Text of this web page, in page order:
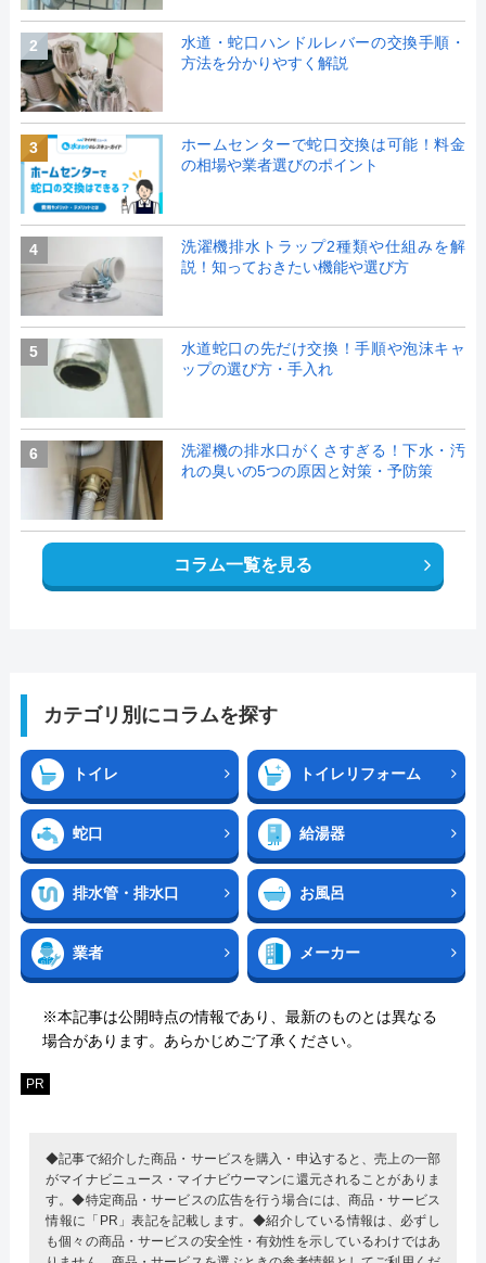
2
水道・蛇口ハンドルレバーの交換手順・
方法を分かりやすく解説
3
ホームセンターで蛇口交換は可能！料金
の相場や業者選びのポイント
4
洗濯機排水トラップ2種類や仕組みを解
説！知っておきたい機能や選び方
5
水道蛇口の先だけ交換！手順や泡沫キャ
ップの選び方・手入れ
6
洗濯機の排水口がくさすぎる！下水・汚
れの臭いの5つの原因と対策・予防策
コラム一覧を見る
カテゴリ別にコラムを探す
トイレ トイレリフォーム
蛇口 給湯器
排水管・排水口 お風呂
業者 メーカー
※本記事は公開時点の情報であり、最新のものとは異なる
場合があります。あらかじめご了承ください。
PR
◆記事で紹介した商品・サービスを購入・申込すると、売上の一部
がマイナビニュース・マイナビウーマンに還元されることがありま
す。◆特定商品・サービスの広告を行う場合には、商品・サービス
情報に「PR」表記を記載します。◆紹介している情報は、必ずし
も個々の商品・サービスの安全性・有効性を示しているわけではあ